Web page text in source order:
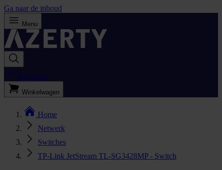
Ga naar de inhoud
Menu
Bestellijst
Winkelwagen
Home
Netwerk
Switches
TP-Link JetStream TL-SG3428MP - Switch